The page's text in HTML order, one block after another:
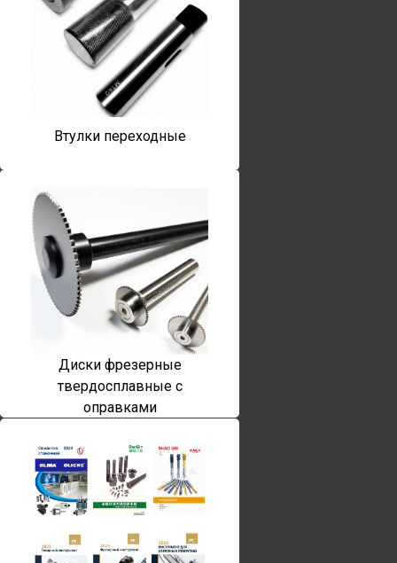
Втулки переходные
Диски фрезерные
твердосплавные с
оправками